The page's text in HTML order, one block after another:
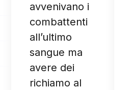
avvenivano i
combattenti
all’ultimo
sangue ma
avere dei
richiamo al